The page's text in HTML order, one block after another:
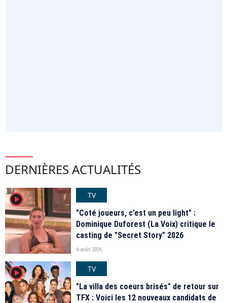
DERNIÈRES ACTUALITÉS
player2
TV
"Coté joueurs, c’est un peu light" :
Dominique Duforest (La Voix) critique le
casting de "Secret Story" 2026
6 août 2026
player2
TV
"La villa des coeurs brisés" de retour sur
TFX : Voici les 12 nouveaux candidats de